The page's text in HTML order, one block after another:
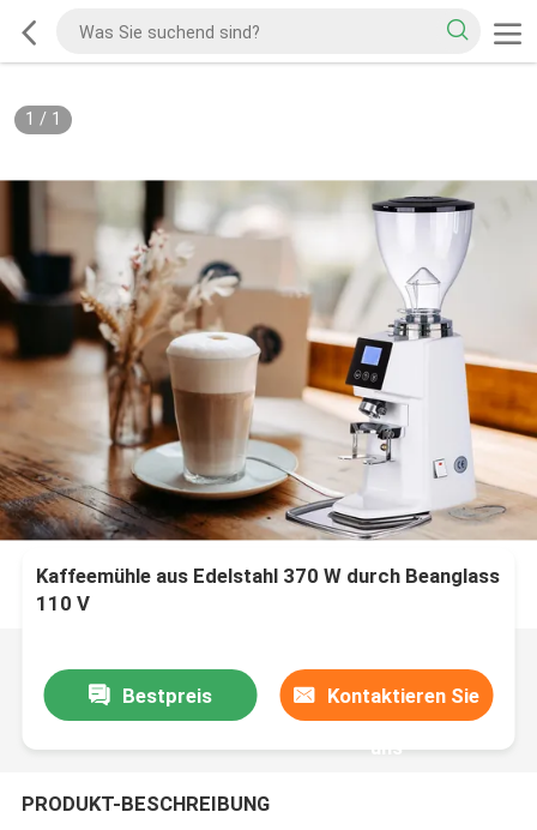
1 / 1
Kaffeemühle aus Edelstahl 370 W durch Beanglass
110 V
Bestpreis Kontaktieren Sie
uns
PRODUKT-BESCHREIBUNG